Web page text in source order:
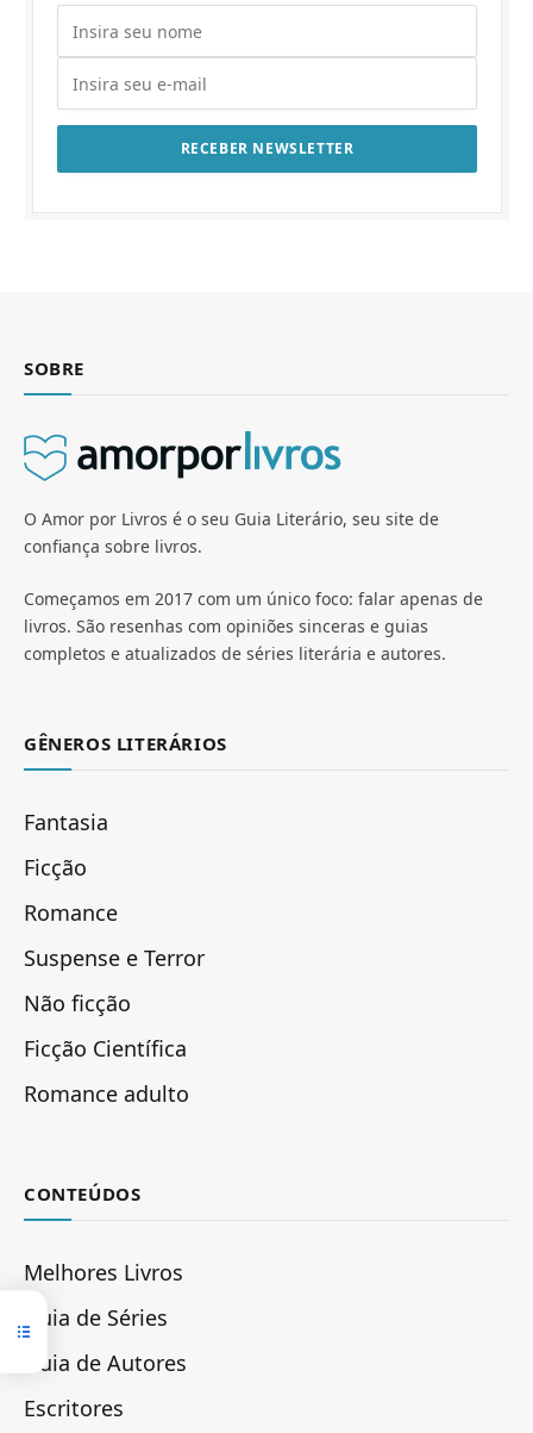
SOBRE
O Amor por Livros é o seu Guia Literário, seu site de
confiança sobre livros.
Começamos em 2017 com um único foco: falar apenas de
livros. São resenhas com opiniões sinceras e guias
completos e atualizados de séries literária e autores.
GÊNEROS LITERÁRIOS
Fantasia
Ficção
Romance
Suspense e Terror
Não ficção
Ficção Científica
Romance adulto
CONTEÚDOS
Melhores Livros
Guia de Séries
Guia de Autores
Escritores